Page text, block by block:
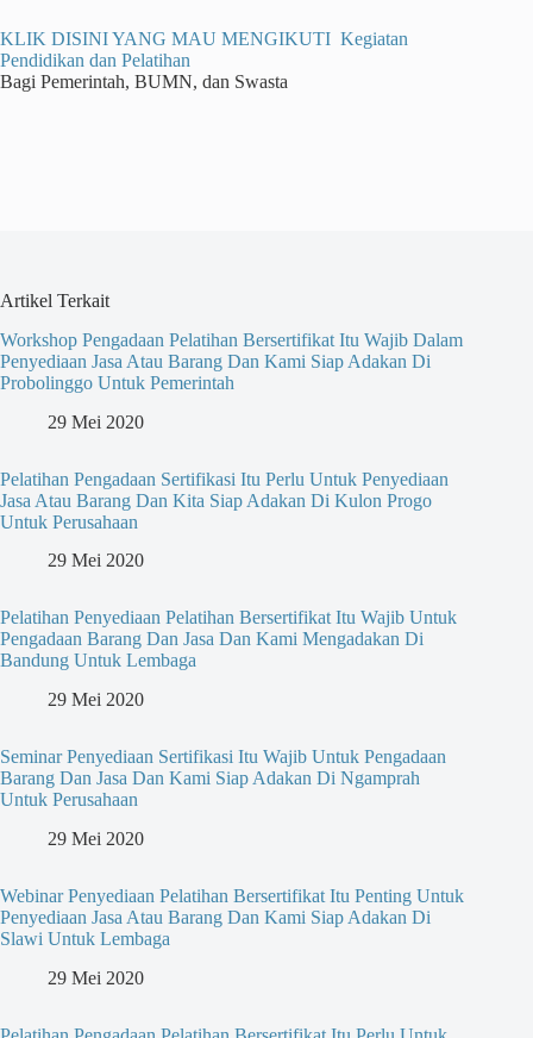
KLIK DISINI YANG MAU MENGIKUTI Kegiatan
Pendidikan dan Pelatihan
Bagi Pemerintah, BUMN, dan Swasta
Artikel Terkait
Workshop Pengadaan Pelatihan Bersertifikat Itu Wajib Dalam
Penyediaan Jasa Atau Barang Dan Kami Siap Adakan Di
Probolinggo Untuk Pemerintah
29 Mei 2020
Pelatihan Pengadaan Sertifikasi Itu Perlu Untuk Penyediaan
Jasa Atau Barang Dan Kita Siap Adakan Di Kulon Progo
Untuk Perusahaan
29 Mei 2020
Pelatihan Penyediaan Pelatihan Bersertifikat Itu Wajib Untuk
Pengadaan Barang Dan Jasa Dan Kami Mengadakan Di
Bandung Untuk Lembaga
29 Mei 2020
Seminar Penyediaan Sertifikasi Itu Wajib Untuk Pengadaan
Barang Dan Jasa Dan Kami Siap Adakan Di Ngamprah
Untuk Perusahaan
29 Mei 2020
Webinar Penyediaan Pelatihan Bersertifikat Itu Penting Untuk
Penyediaan Jasa Atau Barang Dan Kami Siap Adakan Di
Slawi Untuk Lembaga
29 Mei 2020